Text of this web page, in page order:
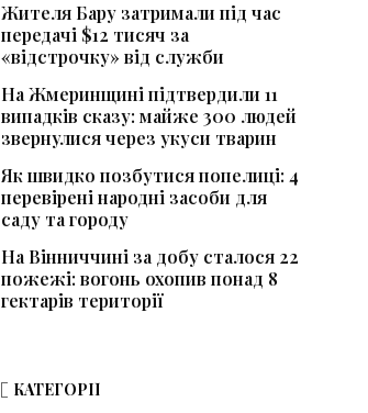
Жителя Бару затримали під час
передачі $12 тисяч за
«відстрочку» від служби
На Жмеринщині підтвердили 11
випадків сказу: майже 300 людей
звернулися через укуси тварин
Як швидко позбутися попелиці: 4
перевірені народні засоби для
саду та городу
На Вінниччині за добу сталося 22
пожежі: вогонь охопив понад 8
гектарів території
КАТЕГОРІЇ